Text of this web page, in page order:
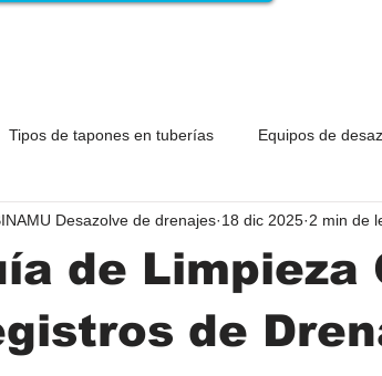
Tipos de tapones en tuberías Equipos de
de Limpieza
de
Desazolve de drenajes 18 dic 2025 2 min de